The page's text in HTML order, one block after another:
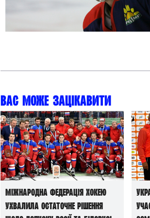
Вас може зацікавити
Міжнародна федерація хокею
ухвалила остаточне рішення